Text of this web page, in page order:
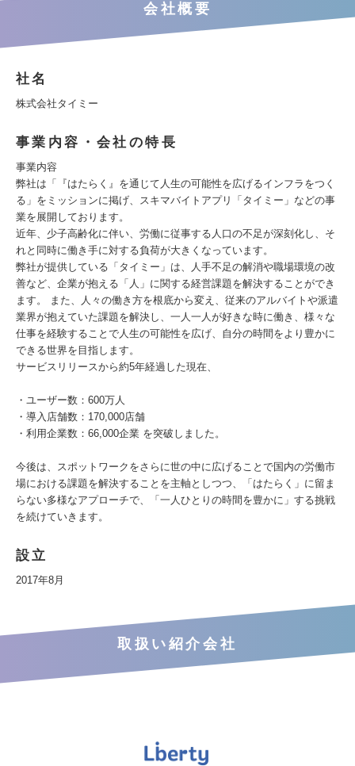
会社概要
社名
株式会社タイミー
事業内容・会社の特長
事業内容
弊社は「『はたらく』を通じて人生の可能性を広げるインフラをつく
る」をミッションに掲げ、スキマバイトアプリ「タイミー」などの事
業を展開しております。
近年、少子高齢化に伴い、労働に従事する人口の不足が深刻化し、そ
れと同時に働き手に対する負荷が大きくなっています。
弊社が提供している「タイミー」は、人手不足の解消や職場環境の改
善など、企業が抱える「人」に関する経営課題を解決することができ
ます。 また、人々の働き方を根底から変え、従来のアルバイトや派遣
業界が抱えていた課題を解決し、一人一人が好きな時に働き、様々な
仕事を経験することで人生の可能性を広げ、自分の時間をより豊かに
できる世界を目指します。
サービスリリースから約5年経過した現在、
・ユーザー数：600万人
・導入店舗数：170,000店舗
・利用企業数：66,000企業 を突破しました。
今後は、スポットワークをさらに世の中に広げることで国内の労働市
場における課題を解決することを主軸としつつ、「はたらく」に留ま
らない多様なアプローチで、「一人ひとりの時間を豊かに」する挑戦
を続けていきます。
設立
2017年8月
取扱い紹介会社